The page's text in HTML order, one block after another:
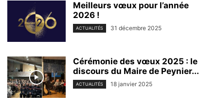
Meilleurs vœux pour l’année
2026 !
ACTUALITÉS 31 décembre 2025
Cérémonie des vœux 2025 : le
discours du Maire de Peynier...
ACTUALITÉS 18 janvier 2025